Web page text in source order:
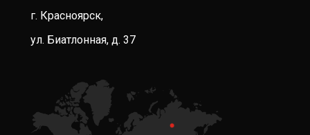
г. Красноярск,
ул. Биатлонная, д. 37